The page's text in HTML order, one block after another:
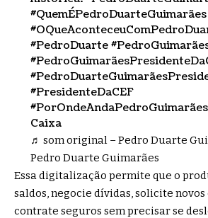
#QuemÉPedroDuarteGuimarães
#PedroDuarte
#PresidenteDaCEF
Caixa
♬ som original – Pedro Duarte
Pedro Duarte Guimarães
Essa digitalização permite que o
saldos, negocie dívidas, solicite
contrate seguros sem precisar se